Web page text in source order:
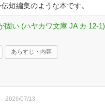
短編集のような本です。
固い (ハヤカワ文庫 JA カ 12-1)
あらすじ・内容
2026/07/13